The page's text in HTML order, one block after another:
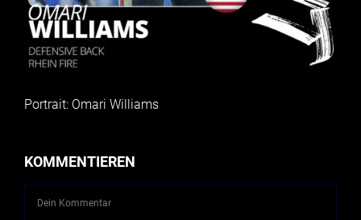
Portrait: Omari Williams
KOMMENTIEREN